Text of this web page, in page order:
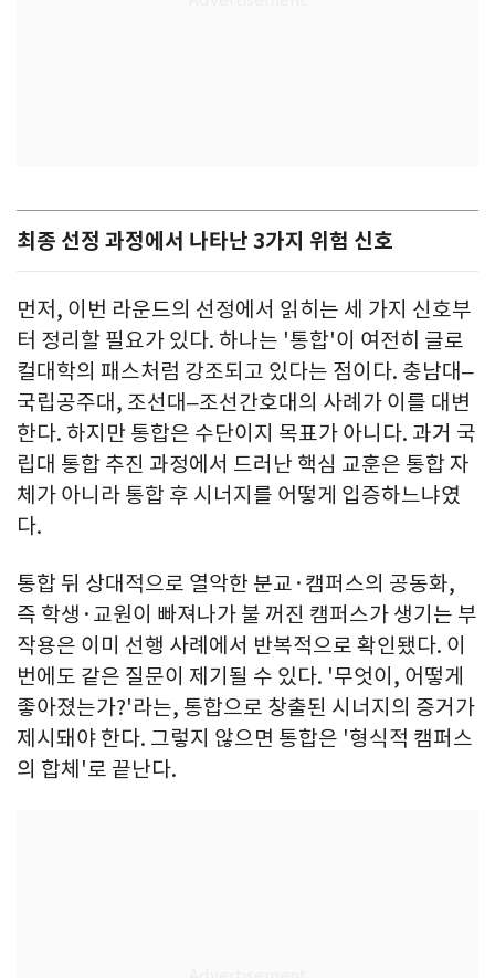
최종 선정 과정에서 나타난 3가지 위험 신호
먼저, 이번 라운드의 선정에서 읽히는 세 가지 신호부
터 정리할 필요가 있다. 하나는 '통합'이 여전히 글로
컬대학의 패스처럼 강조되고 있다는 점이다. 충남대–
국립공주대, 조선대–조선간호대의 사례가 이를 대변
한다. 하지만 통합은 수단이지 목표가 아니다. 과거 국
립대 통합 추진 과정에서 드러난 핵심 교훈은 통합 자
체가 아니라 통합 후 시너지를 어떻게 입증하느냐였
다.
통합 뒤 상대적으로 열악한 분교·캠퍼스의 공동화,
즉 학생·교원이 빠져나가 불 꺼진 캠퍼스가 생기는 부
작용은 이미 선행 사례에서 반복적으로 확인됐다. 이
번에도 같은 질문이 제기될 수 있다. '무엇이, 어떻게
좋아졌는가?'라는, 통합으로 창출된 시너지의 증거가
제시돼야 한다. 그렇지 않으면 통합은 '형식적 캠퍼스
의 합체'로 끝난다.